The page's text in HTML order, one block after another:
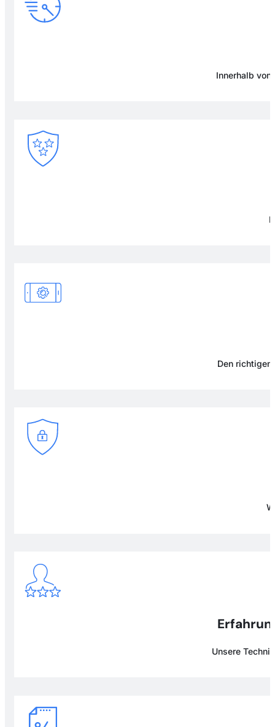
Innerhalb
Den
Unsere